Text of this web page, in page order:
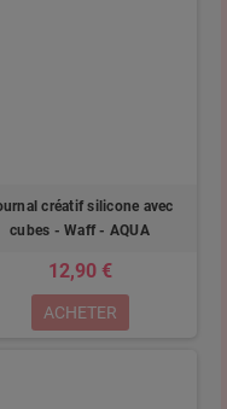
créatif silicone avec
cubes - Waff - AQUA
12,90 €
ACHETER